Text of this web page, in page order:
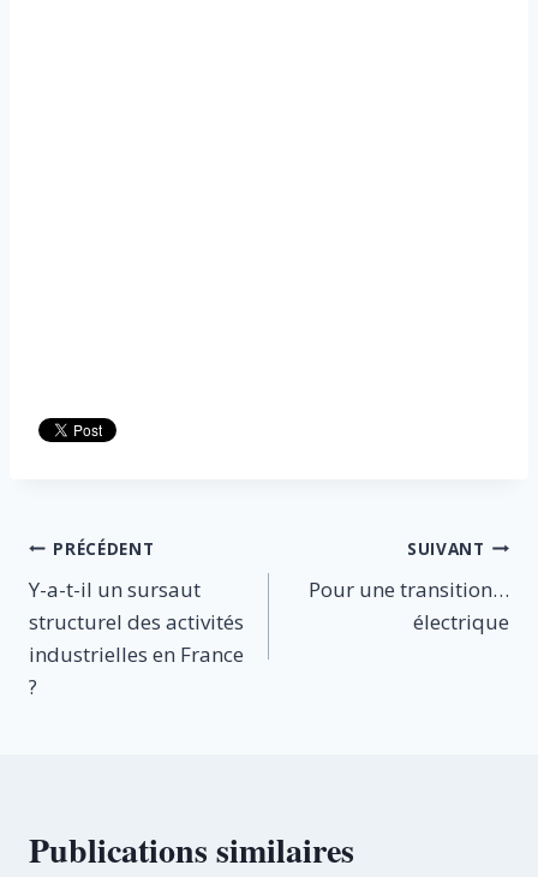
Navigation
de
l’article
PRÉCÉDENT
Y-a-t-il un sursaut
structurel des activités
industrielles en France
?
SUIVANT
Pour une transition…
électrique
Publications similaires